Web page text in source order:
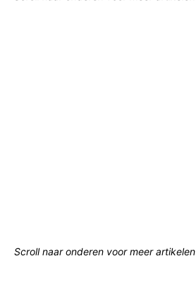
Scroll naar onderen voor meer artikelen